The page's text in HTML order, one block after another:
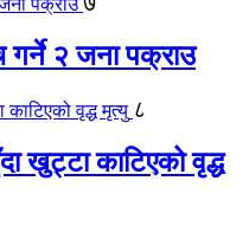
गर्ने २ जना पक्राउ
८
खुट्टा काटिएको वृद्ध